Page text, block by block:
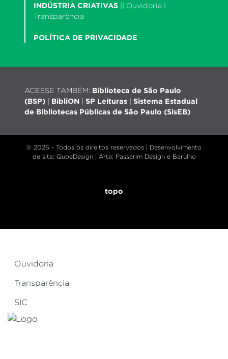
INDÚSTRIA CRIATIVAS
Ouvidoria
Transparência
POLÍTICA DE PRIVACIDADE
ACESSE TAMBÉM: Biblioteca de São Paulo
(BSP)
BibliON SP Leituras
Sistema Estadual
de Bibliotecas Públicas de São Paulo (SisEB)
© 2026 - Todos os direitos reservados | Desenvolvimento
de site: QubeDesign | Arte: Passarim Design e Barulho
topo
Ouvidoria
Transparência
SIC